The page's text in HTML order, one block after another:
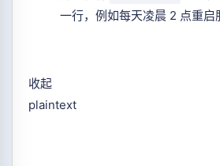
一行，例如每天凌晨 2 点重启
收起
plaintext